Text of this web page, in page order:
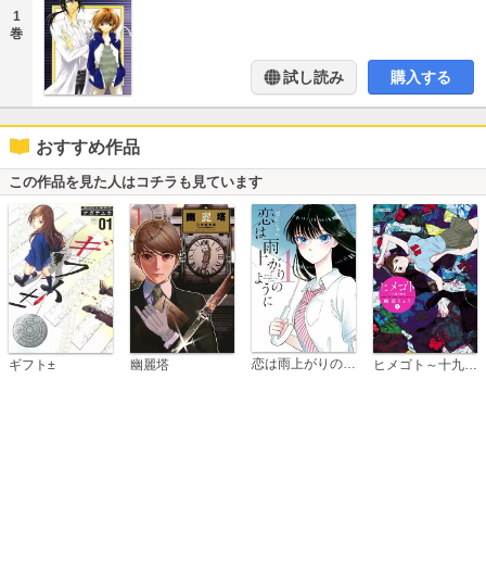
1
巻
試し読み 購入する
おすすめ作品
この作品を見た人はコチラも見ています
ギフト± 幽麗塔 恋は雨上がりのように